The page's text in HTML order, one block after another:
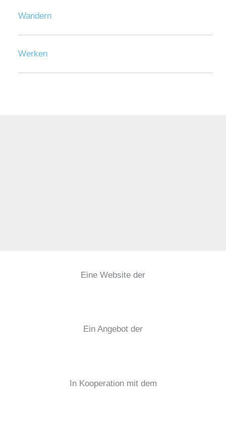
Wandern
Werken
Eine Website der
Ein Angebot der
In Kooperation mit dem